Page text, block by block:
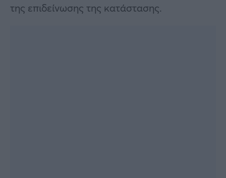
της επιδείνωσης της κατάστασης.